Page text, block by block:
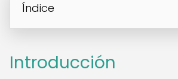
Índice
Introducción